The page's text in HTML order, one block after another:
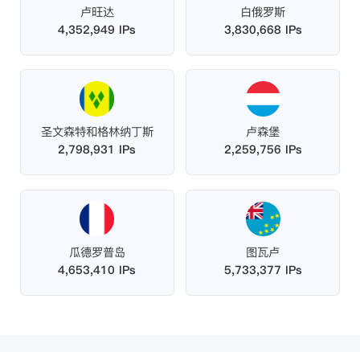
卢旺达
4,352,949 IPs
白俄罗斯
3,830,668 IPs
圣文森特和格林纳丁斯
2,798,931 IPs
卢森堡
2,259,756 IPs
瓜德罗普岛
4,653,410 IPs
图瓦卢
5,733,377 IPs